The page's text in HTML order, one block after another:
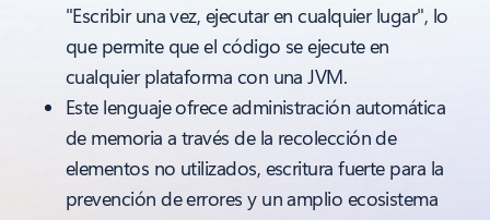
"Escribir una vez, ejecutar en cualquier lugar", lo
que permite que el código se ejecute en
cualquier plataforma con una JVM.
Este lenguaje ofrece administración automática
de memoria a través de la recolección de
elementos no utilizados, escritura fuerte para la
prevención de errores y un amplio ecosistema